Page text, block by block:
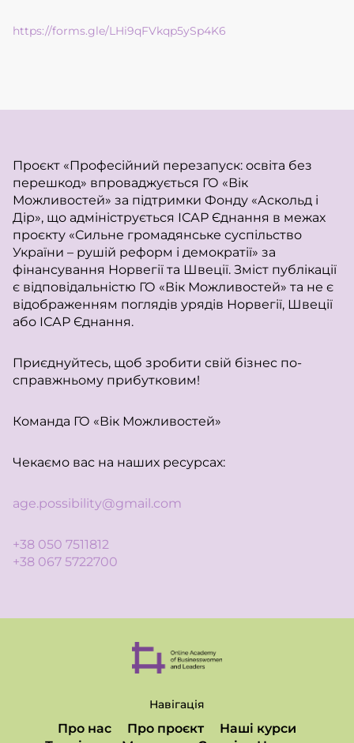
https://forms.gle/LHi9qFVkqp5ySp4K6
Проєкт «Професійний перезапуск: освіта без
перешкод» впроваджується ГО «Вік
Можливостей» за підтримки Фонду «Аскольд і
Дір», що адмініструється ІСАР Єднання в межах
проєкту «Сильне громадянське суспільство
України – рушій реформ і демократії» за
фінансування Норвегії та Швеції. Зміст публікації
є відповідальністю ГО «Вік Можливостей» та не є
відображенням поглядів урядів Норвегії, Швеції
або ІСАР Єднання.
Приєднуйтесь, щоб зробити свій бізнес по-
справжньому прибутковим!
Команда ГО «Вік Можливостей»
Чекаємо вас на наших ресурсах:
age.possibility@gmail.com
+38 050 7511812
+38 067 5722700
Навігація
Про нас Про проєкт
Наші курси